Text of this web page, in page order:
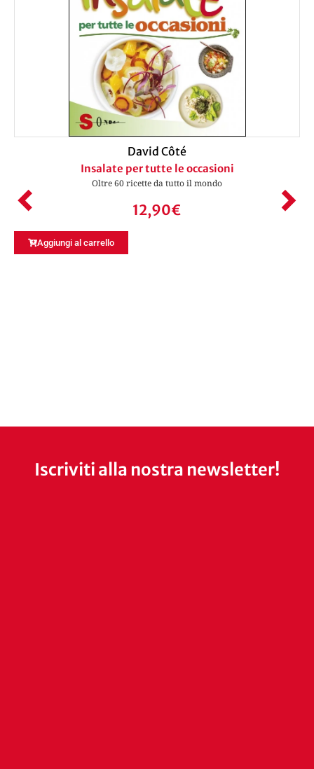
David Côté
Insalate per tutte le occasioni
Oltre 60 ricette da tutto il mondo
12,90€
Aggiungi al carrello
Iscriviti alla nostra newsletter!